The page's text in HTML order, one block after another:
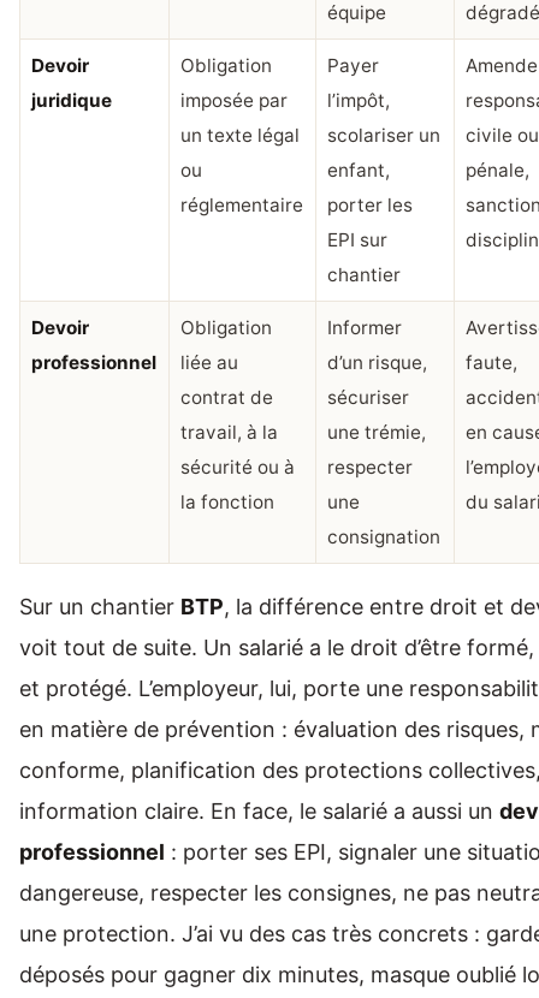
équipe
Devoir
juridique
Obligation
imposée par
un texte légal
ou
réglementaire
Payer
l’impôt,
scolariser un
enfant,
porter les
EPI sur
chantier
civile ou
pénale,
Devoir
professionnel
Obligation
liée au
contrat de
travail, à la
sécurité ou à
la fonction
Informer
d’un risque,
sécuriser
une trémie,
respecter
une
consignation
faute,
en
du
Sur un chantier BTP, la différence entre droit et
voit tout de suite. Un salarié a le droit d’être formé,
et protégé. L’employeur, lui, porte une
en matière de prévention : évaluation des risques,
conforme, planification des protections
information claire. En face, le salarié a aussi un
professionnel : porter ses EPI, signaler une
dangereuse, respecter les consignes, ne pas
une protection. J’ai vu des cas très concrets :
déposés pour gagner dix minutes, masque oublié